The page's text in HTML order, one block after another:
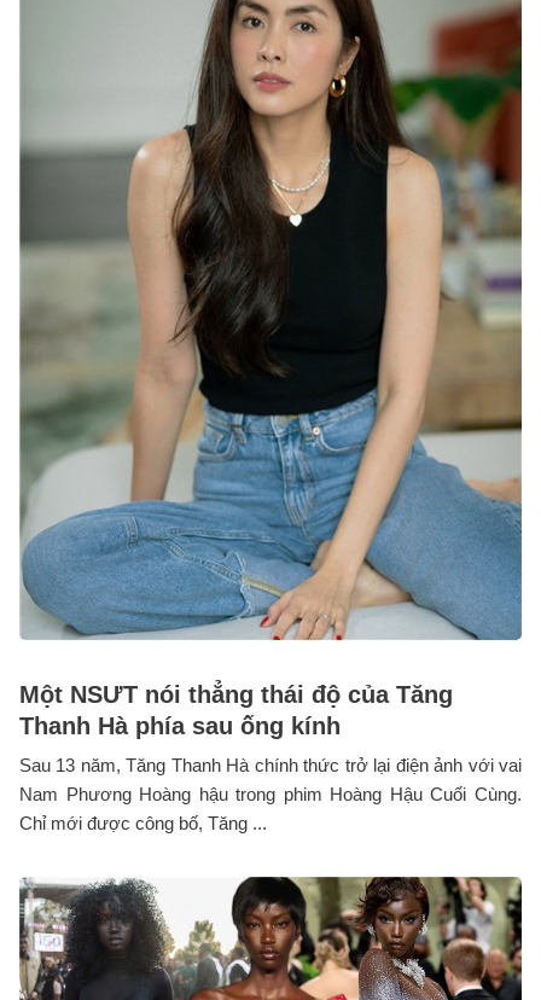
Một NSƯT nói thẳng thái độ của Tăng
Thanh Hà phía sau ống kính
Sau 13 năm, Tăng Thanh Hà chính thức trở lại điện ảnh với vai
Nam Phương Hoàng hậu trong phim Hoàng Hậu Cuối Cùng.
Chỉ mới được công bố, Tăng ...